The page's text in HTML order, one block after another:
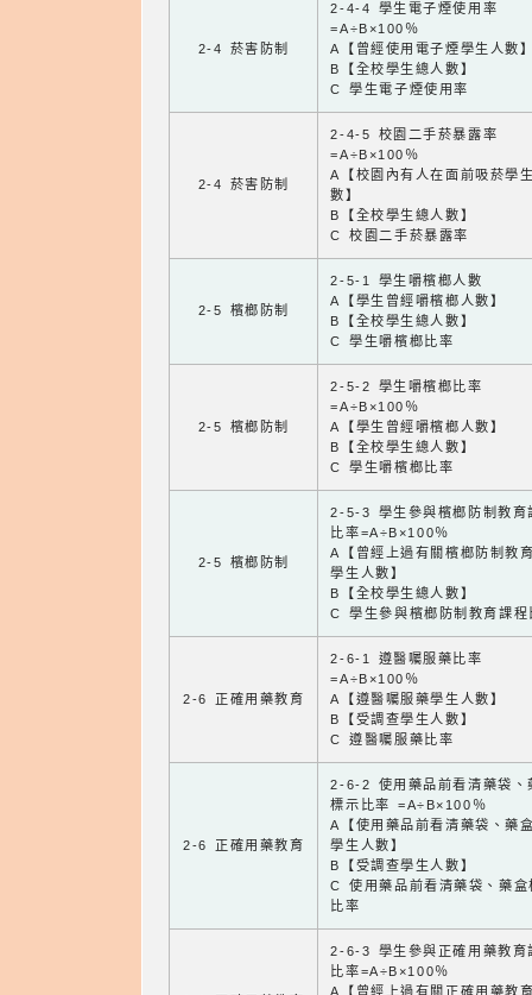
2-4 菸害防制
2-4-4 學生電子煙使用率
=A÷B×100％
A【曾經使用電子煙學生人數
B【全校學生總人數】
C 學生電子煙使用率
2-4 菸害防制
2-4-5 校園二手菸暴露率
=A÷B×100％
A【校園內有人在面前吸菸學
數】
B【全校學生總人數】
C 校園二手菸暴露率
2-5 檳榔防制
2-5-1 學生嚼檳榔人數
A【學生曾經嚼檳榔人數】
B【全校學生總人數】
C 學生嚼檳榔比率
2-5 檳榔防制
2-5-2 學生嚼檳榔比率
=A÷B×100％
A【學生曾經嚼檳榔人數】
B【全校學生總人數】
C 學生嚼檳榔比率
2-5 檳榔防制
2-5-3 學生參與檳榔防制教育
比率=A÷B×100％
A【曾經上過有關檳榔防制教
學生人數】
B【全校學生總人數】
C 學生參與檳榔防制教育課程
2-6 正確用藥教育
2-6-1 遵醫囑服藥比率
=A÷B×100％
A【遵醫囑服藥學生人數】
B【受調查學生人數】
C 遵醫囑服藥比率
2-6 正確用藥教育
2-6-2 使用藥品前看清藥袋、
標示比率 =A÷B×100％
A【使用藥品前看清藥袋、藥
學生人數】
B【受調查學生人數】
C 使用藥品前看清藥袋、藥盒
比率
2-6-3 學生參與正確用藥教育
比率=A÷B×100％
A【曾經上過有關正確用藥教